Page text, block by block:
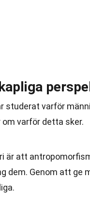
studerat varför
om varför detta sker.
är att
dem. Genom att ge